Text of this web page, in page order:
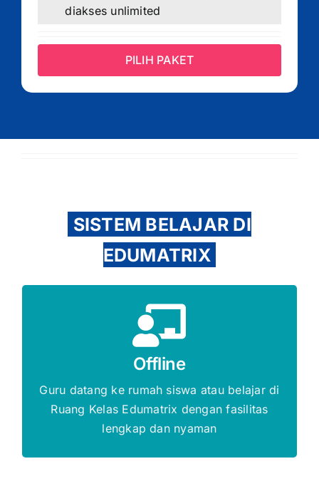
diakses unlimited
PILIH PAKET
SISTEM BELAJAR DI
EDUMATRIX
Offline
Guru datang ke rumah siswa atau belajar di
Ruang Kelas Edumatrix dengan fasilitas
lengkap dan nyaman
Gratis Biaya Pendaftaran
DAFTAR SEKARANG